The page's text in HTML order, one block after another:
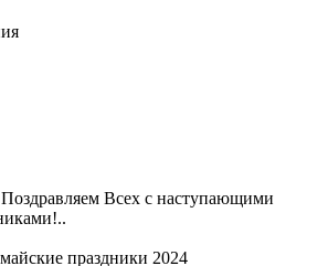
Всех с наступающими